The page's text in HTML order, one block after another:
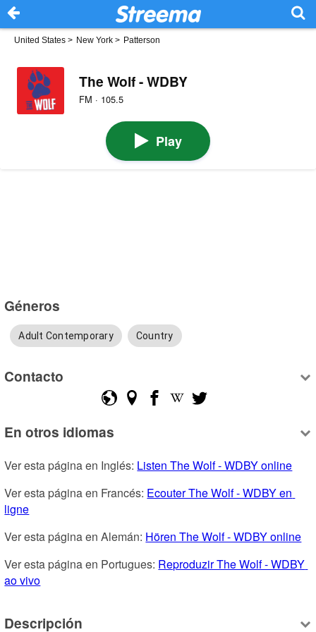
United States > New York > Patterson
The Wolf - WDBY
FM · 105.5
Play
Géneros
Adult Contemporary Country
Contacto
En otros idiomas
Ver esta página en Inglés: Listen The Wolf - WDBY online
Ver esta página en Francés: Ecouter The Wolf - WDBY en
ligne
Ver esta página en Alemán: Hören The Wolf - WDBY online
Ver esta página en Portugues: Reproduzir The Wolf - WDBY
ao vivo
Descripción